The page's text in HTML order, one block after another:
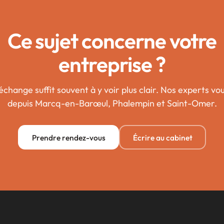
Ce sujet concerne votre
entreprise ?
suffit souvent à y voir plus clair. Nos experts
depuis Marcq-en-Barœul, Phalempin et Saint-Omer.
Prendre rendez-vous Écrire au cabinet